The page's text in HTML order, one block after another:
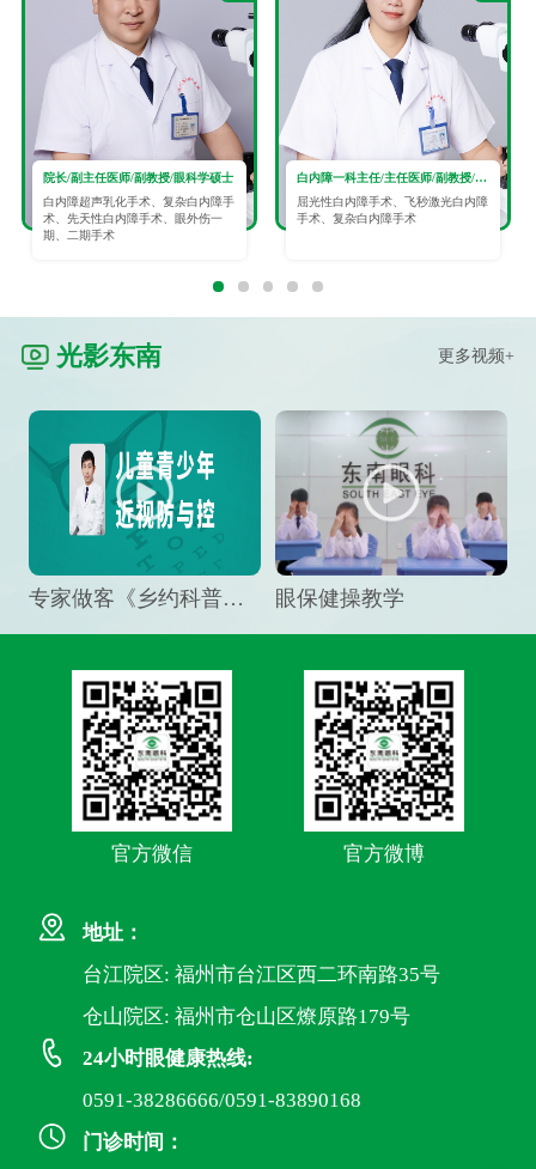
院长/副主任医师/副教授/眼科学硕士
白内障超声乳化手术、复杂白内障手
术、先天性白内障手术、眼外伤一
期、二期手术
白内障一科主任/主任医师/副教授/眼科学硕士
屈光性白内障手术、飞秒激光白内障
手术、复杂白内障手术
光影东南 更多视频+
专家做客《乡约科普》栏目，预防孩子近视竟然这么“简单” 眼保健操教学
官方微信 官方微博
地址：
台江院区: 福州市台江区西二环南路35号
仓山院区: 福州市仓山区燎原路179号
24小时眼健康热线:
0591-38286666/0591-83890168
门诊时间：